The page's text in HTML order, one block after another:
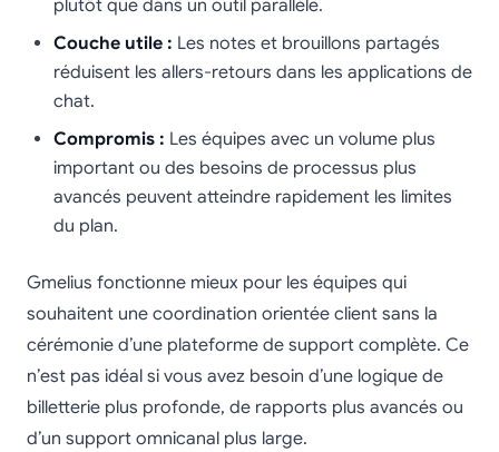
plutôt que dans un outil parallèle.
Couche utile : Les notes et brouillons partagés
réduisent les allers-retours dans les applications de
chat.
Compromis : Les équipes avec un volume plus
important ou des besoins de processus plus
avancés peuvent atteindre rapidement les limites
du plan.
Gmelius fonctionne mieux pour les équipes qui
souhaitent une coordination orientée client sans la
cérémonie d’une plateforme de support complète. Ce
n’est pas idéal si vous avez besoin d’une logique de
billetterie plus profonde, de rapports plus avancés ou
d’un support omnicanal plus large.